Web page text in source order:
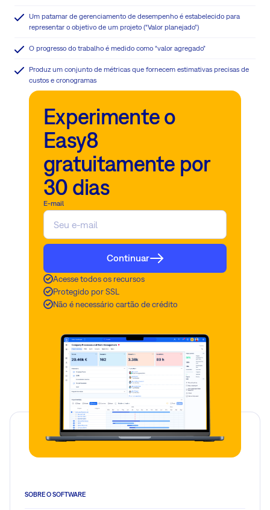
Um patamar de gerenciamento de desempenho é estabelecido para
representar o objetivo de um projeto (“Valor planejado”)
O progresso do trabalho é medido como “valor agregado”
Produz um conjunto de métricas que fornecem estimativas precisas de
custos e cronogramas
Experimente o
Easy8
gratuitamente por
30 dias
E-mail
Continuar
Acesse todos os recursos
Protegido por SSL
Não é necessário cartão de crédito
SOBRE O SOFTWARE